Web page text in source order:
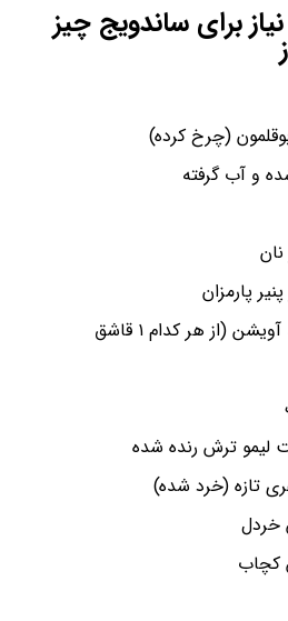
برای ساندویج چیز
(چرخ کرده)
نمک ، فلفل ، پاپریکا ، آویشن (از هر کدام ۱ قاشق